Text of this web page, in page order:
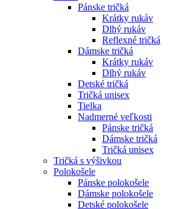
Pánske tričká
Krátky rukáv
Dlhý rukáv
Reflexné tričká
Dámske tričká
Krátky rukáv
Dlhý rukáv
Detské tričká
Tričká unisex
Tielka
Nadmerné veľkosti
Pánske tričká
Dámske tričká
Tričká unisex
Tričká s výšivkou
Polokošele
Pánske polokošele
Dámske polokošele
Detské polokošele